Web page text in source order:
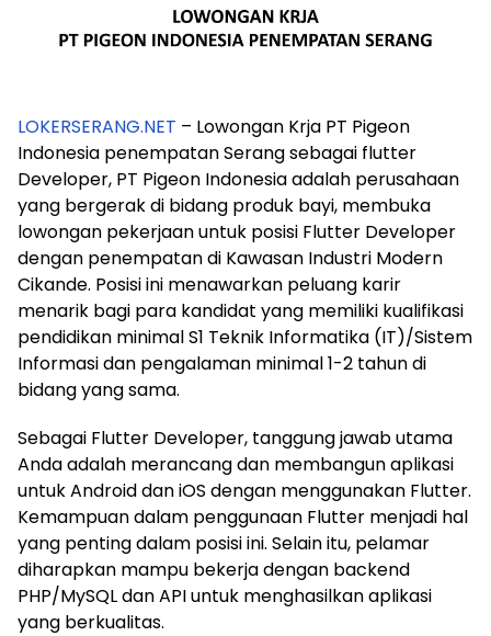
LOKERSERANG.NET – Lowongan Krja PT Pigeon
Indonesia penempatan Serang sebagai flutter
Developer, PT Pigeon Indonesia adalah perusahaan
yang bergerak di bidang produk bayi, membuka
lowongan pekerjaan untuk posisi Flutter Developer
dengan penempatan di Kawasan Industri Modern
Cikande. Posisi ini menawarkan peluang karir
menarik bagi para kandidat yang memiliki kualifikasi
pendidikan minimal S1 Teknik Informatika (IT)/Sistem
Informasi dan pengalaman minimal 1-2 tahun di
bidang yang sama.
Sebagai Flutter Developer, tanggung jawab utama
Anda adalah merancang dan membangun aplikasi
untuk Android dan iOS dengan menggunakan Flutter.
Kemampuan dalam penggunaan Flutter menjadi hal
yang penting dalam posisi ini. Selain itu, pelamar
diharapkan mampu bekerja dengan backend
PHP/MySQL dan API untuk menghasilkan aplikasi
yang berkualitas.